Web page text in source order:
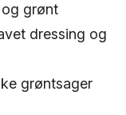
grønt
dressing og
grøntsager